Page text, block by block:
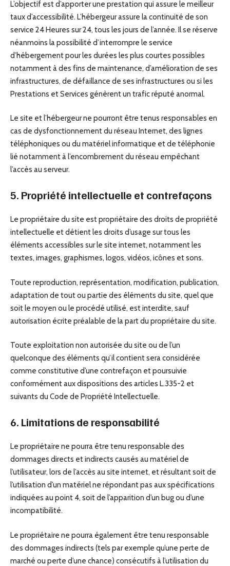
L’objectif est d’apporter une prestation qui assure le meilleur
taux d’accessibilité. L’hébergeur assure la continuité de son
service 24 Heures sur 24, tous les jours de l’année. Il se réserve
néanmoins la possibilité d’interrompre le service
d’hébergement pour les durées les plus courtes possibles
notamment à des fins de maintenance, d’amélioration de ses
infrastructures, de défaillance de ses infrastructures ou si les
Prestations et Services génèrent un trafic réputé anormal.
Le site et l’hébergeur ne pourront être tenus responsables en
cas de dysfonctionnement du réseau Internet, des lignes
téléphoniques ou du matériel informatique et de téléphonie
lié notamment à l’encombrement du réseau empêchant
l’accès au serveur.
5. Propriété intellectuelle et contrefaçons
Le propriétaire du site est propriétaire des droits de propriété
intellectuelle et détient les droits d’usage sur tous les
éléments accessibles sur le site internet, notamment les
textes, images, graphismes, logos, vidéos, icônes et sons.
Toute reproduction, représentation, modification, publication,
adaptation de tout ou partie des éléments du site, quel que
soit le moyen ou le procédé utilisé, est interdite, sauf
autorisation écrite préalable de la part du propriétaire du site.
Toute exploitation non autorisée du site ou de l’un
quelconque des éléments qu’il contient sera considérée
comme constitutive d’une contrefaçon et poursuivie
conformément aux dispositions des articles L.335-2 et
suivants du Code de Propriété Intellectuelle.
6. Limitations de responsabilité
Le propriétaire ne pourra être tenu responsable des
dommages directs et indirects causés au matériel de
l’utilisateur, lors de l’accès au site internet, et résultant soit de
l’utilisation d’un matériel ne répondant pas aux spécifications
indiquées au point 4, soit de l’apparition d’un bug ou d’une
incompatibilité.
Le propriétaire ne pourra également être tenu responsable
des dommages indirects (tels par exemple qu’une perte de
marché ou perte d’une chance) consécutifs à l’utilisation du